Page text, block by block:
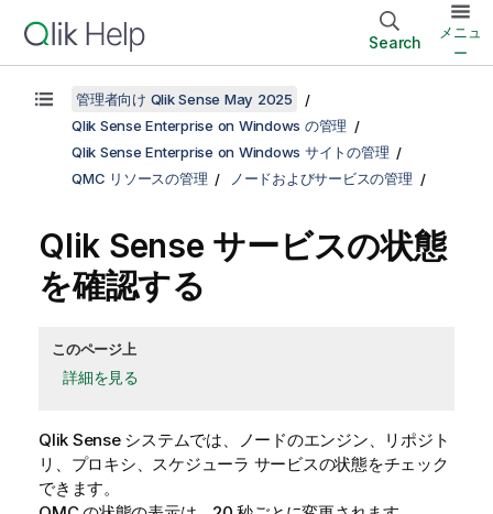
Search
メニュ
ー
管理者向け Qlik Sense May 2025
Qlik Sense Enterprise on Windows の管理
Qlik Sense Enterprise on Windows サイトの管理
QMC リソースの管理
ノードおよびサービスの管理
Qlik Sense サービスの状態
を確認する
このページ上
詳細を見る
Qlik Senseシステムでは、ノードのエンジン、リポジト
リ、プロキシ、スケジューラ サービスの状態をチェック
できます。